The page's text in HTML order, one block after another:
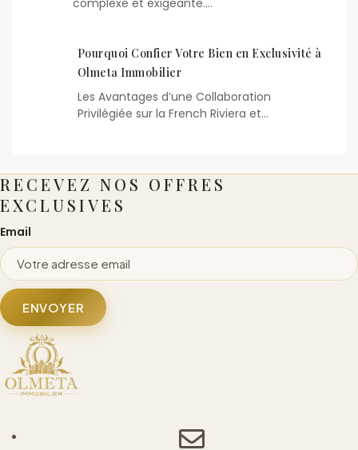
Pourquoi Confier Votre Bien en Exclusivité à
Olmeta Immobilier
Les Avantages d’une Collaboration
Privilégiée sur la French Riviera et…
RECEVEZ NOS OFFRES
EXCLUSIVES
Email
ENVOYER